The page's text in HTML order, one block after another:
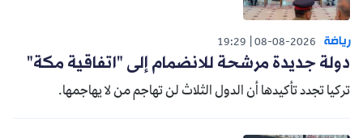
رياضة 08-08-2026
19:29
دولة جديدة مرشحة للانضمام إلى "اتفاقية مكة"
تركيا تجدد تأكيدها أن الدول الثلاث لن تهاجم من لا يهاجمها.